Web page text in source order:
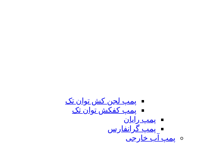
پمپ لجن کش توان تک
پمپ کفکش توان تک
پمپ رایان
پمپ گرانفارس
پمپ آب خارجی